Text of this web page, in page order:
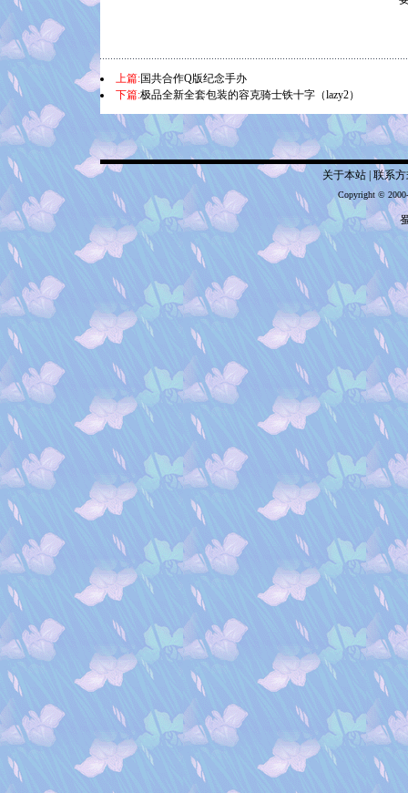
上篇:国共合作Q版纪念手办
下篇:极品全新全套包装的容克骑士铁十字（lazy2）
关于本站 联系
Copyright ©